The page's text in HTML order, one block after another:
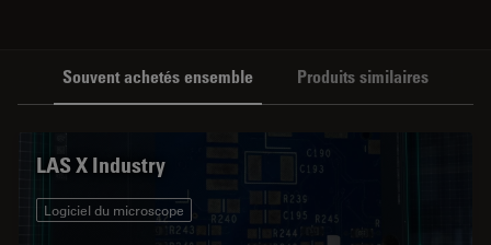
Souvent achetés ensemble Produits similaires
LAS X Industry
Logiciel du microscope